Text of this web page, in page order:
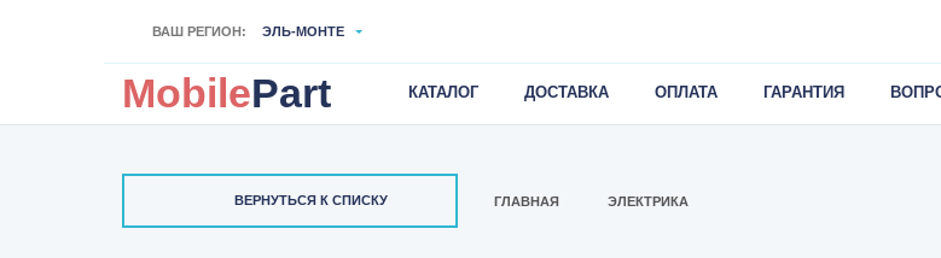
ВАШ РЕГИОН: ЭЛЬ-МОНТЕ
MobilePart КАТАЛОГ ДОСТАВКА ОПЛАТА ГАРАНТИЯ
ВЕРНУТЬСЯ К СПИСКУ ГЛАВНАЯ ЭЛЕКТРИКА